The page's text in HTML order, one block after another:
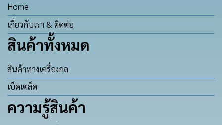
Home
เกี่ยวกับเรา & ติดต่อ
สินค้าทั้งหมด
สินค้าทางเครื่องกล
เบ็ดเตล็ด
ความรู้สินค้า